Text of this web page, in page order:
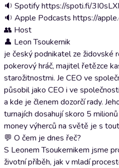
🔉 Spotify https://spoti.fi/
🔉 Apple Podcasts https://
👥 Host
👤 Leon Tsoukernik
je český podnikatel ze židovské
pokerový hráč, majitel řetězce
starožitnostmi. Je CEO ve
působil jako CEO i ve
a kde je členem dozorčí rady.
turnajích dosahují skoro 5
money výherců na světě je s
💬 O čem je dnes řeč?
S Leonem Tsoukernikem jsme
životní příběh, jak v mladí